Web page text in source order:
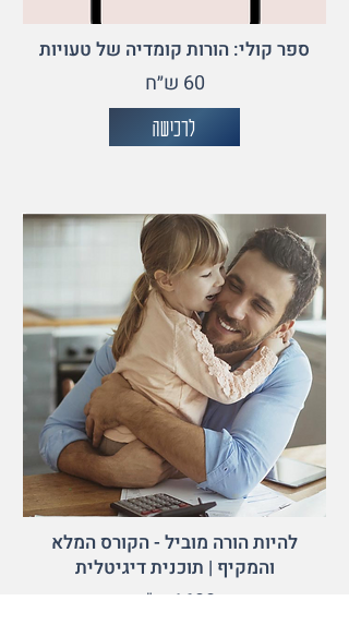
ספר קולי: הורות קומדיה של טעויות
60 ש״ח
לרכישה
להיות הורה מוביל - הקורס המלא
והמקיף | תוכנית דיגיטלית
1600 ש"ח